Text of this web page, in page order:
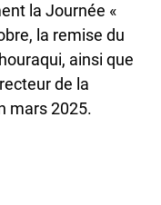
la Journée «
la remise du
ainsi que
de la
mars 2025.